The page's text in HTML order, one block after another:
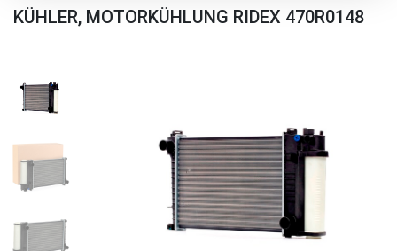
KÜHLER, MOTORKÜHLUNG RIDEX 470R0148